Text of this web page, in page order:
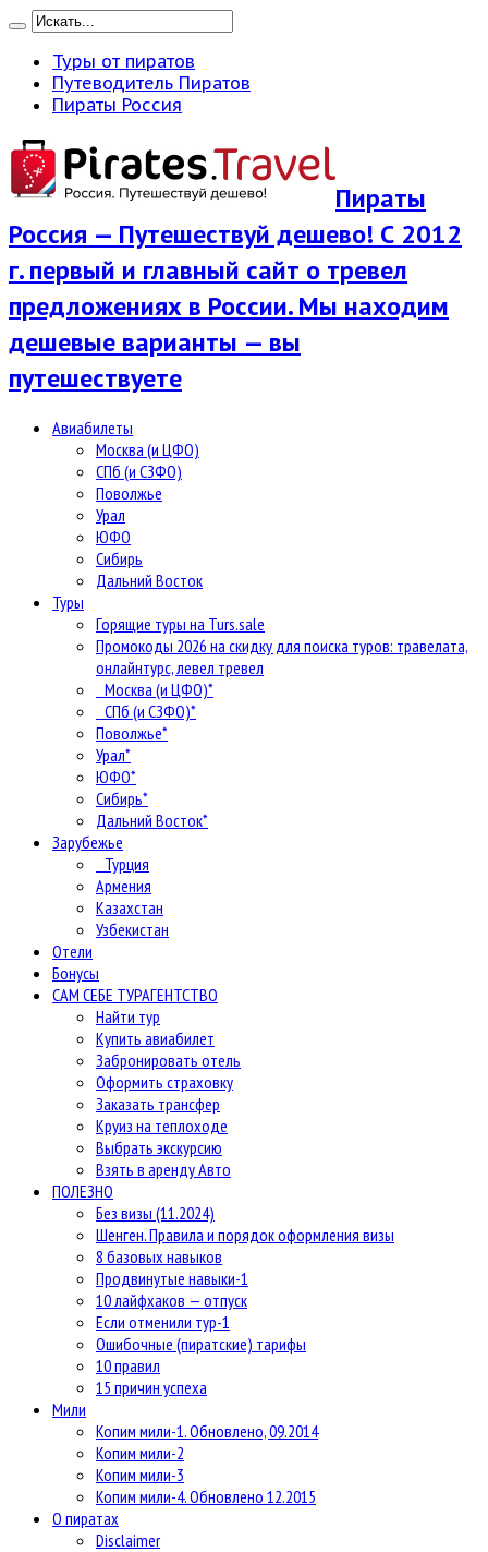
Туры от пиратов
Путеводитель Пиратов
Пираты Россия
Пираты
Россия — Путешествуй дешево! С 2012
г. первый и главный сайт о тревел
предложениях в России. Мы находим
дешевые варианты — вы
путешествуете
Авиабилеты
Москва (и ЦФО)
СПб (и СЗФО)
Поволжье
Урал
ЮФО
Сибирь
Дальний Восток
Туры
Горящие туры на Turs.sale
Промокоды 2026 на скидку для поиска туров: травелата,
онлайнтурс, левел тревел
Москва (и ЦФО)*
СПб (и СЗФО)*
Поволжье*
Урал*
ЮФО*
Сибирь*
Дальний Восток*
Зарубежье
Турция
Армения
Казахстан
Узбекистан
Отели
Бонусы
САМ СЕБЕ ТУРАГЕНТСТВО
Найти тур
Купить авиабилет
Забронировать отель
Оформить страховку
Заказать трансфер
Круиз на теплоходе
Выбрать экскурсию
Взять в аренду Авто
ПОЛЕЗНО
Без визы (11.2024)
Шенген. Правила и порядок оформления визы
8 базовых навыков
Продвинутые навыки-1
10 лайфхаков — отпуск
Если отменили тур-1
Ошибочные (пиратские) тарифы
10 правил
15 причин успеха
Мили
Копим мили-1. Обновлено, 09.2014
Копим мили-2
Копим мили-3
Копим мили-4. Обновлено 12.2015
О пиратах
Disclaimer